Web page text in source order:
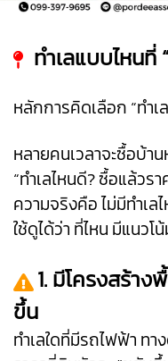
ทำเลแบบไหนที่
หลักการคิดเลือก “ทำ
หลายคนเวลาจะซื้อบ้า
“ทำเลไหนดี? ซื้อแล้วร
ความจริงคือ ไม่มีทำเ
ใช้ดูได้ว่า ที่ไหน มีแนวโ
1. มีโครงสร้าง
ขึ้น
ทำเลใดที่มีรถไฟฟ้า ท